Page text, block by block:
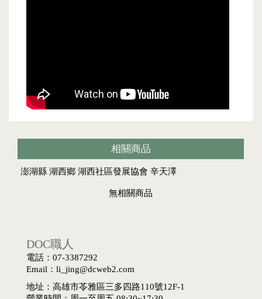
相關商品
澎湖縣 湖西鄉 湖西社區發展協會 辛天澤
無相關商品
DOC職人
電話：07-3387292
Email：li_jing@dcweb2.com
地址：高雄市苓雅區三多四路110號12F-1